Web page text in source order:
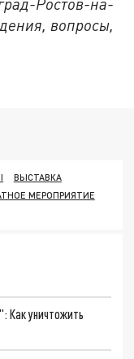
Ростов-на-
вопросы,
ВЫСТАВКА
МЕРОПРИЯТИЕ
Как уничтожить